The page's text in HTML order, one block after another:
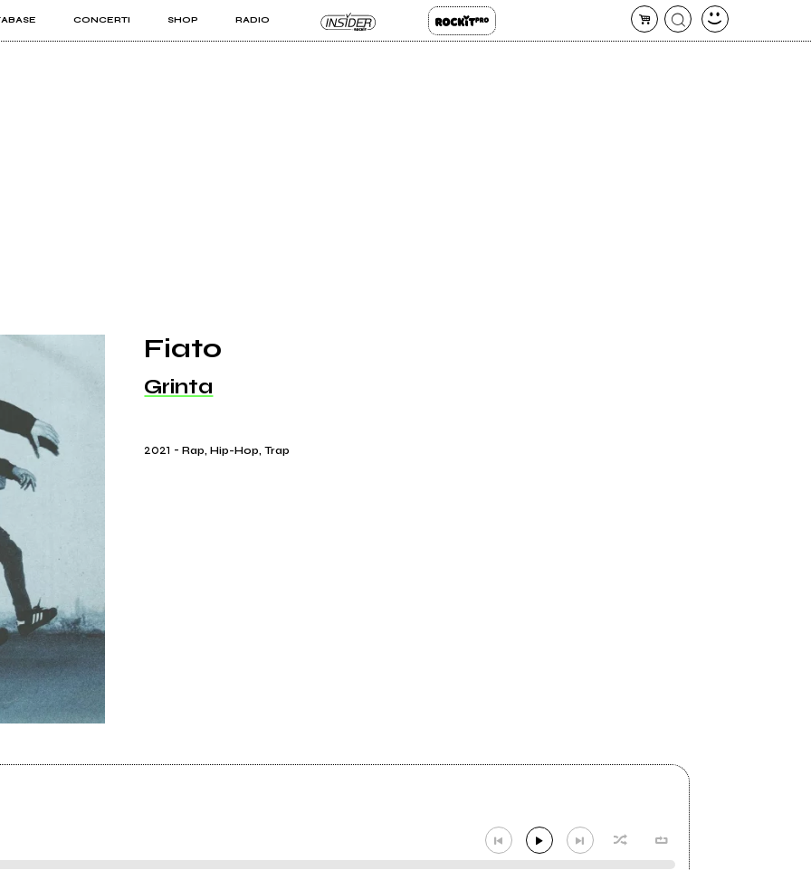
CONCERTI SHOP RADIO
PRO
Fiato
Grinta
2021 -Rap, Hip-Hop, Trap